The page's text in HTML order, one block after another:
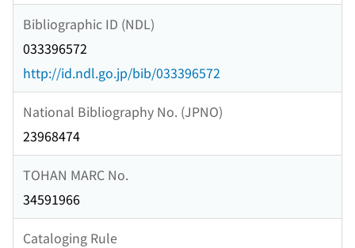
Bibliographic ID (NDL)
033396572
http://id.ndl.go.jp/bib/033396572
National Bibliography No. (JPNO)
23968474
TOHAN MARC No.
34591966
Cataloging Rule